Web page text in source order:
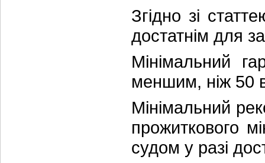
Згідно зі
достатнім для
Мінімальний
меншим, ніж 50
Мінімальний
прожиткового
судом у разі